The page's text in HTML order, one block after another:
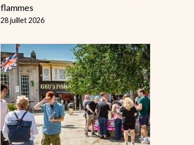
flammes
28 juillet 2026